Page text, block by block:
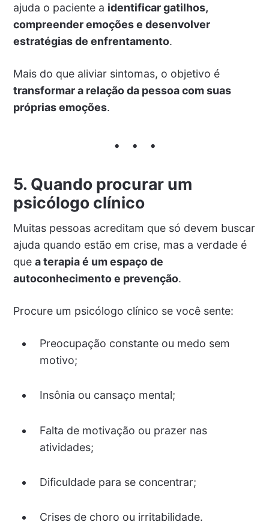
ajuda o paciente a identificar gatilhos,
compreender emoções e desenvolver
estratégias de enfrentamento.
Mais do que aliviar sintomas, o objetivo é
transformar a relação da pessoa com suas
próprias emoções.
5. Quando procurar um
psicólogo clínico
Muitas pessoas acreditam que só devem buscar
ajuda quando estão em crise, mas a verdade é
que a terapia é um espaço de
autoconhecimento e prevenção.
Procure um psicólogo clínico se você sente:
Preocupação constante ou medo sem
motivo;
Insônia ou cansaço mental;
Falta de motivação ou prazer nas
atividades;
Dificuldade para se concentrar;
Crises de choro ou irritabilidade.